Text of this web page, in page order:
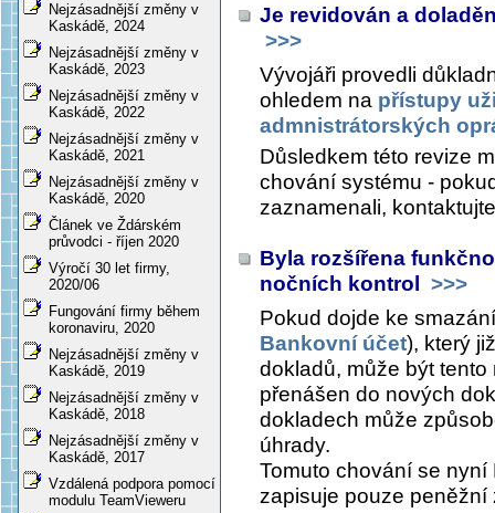
Nejzásadnější změny v
Kaskádě, 2024
Nejzásadnější změny v
Kaskádě, 2023
Nejzásadnější změny v
Kaskádě, 2022
Nejzásadnější změny v
Kaskádě, 2021
Nejzásadnější změny v
Kaskádě, 2020
Článek ve Ždárském
průvodci - říjen 2020
Výročí 30 let firmy,
2020/06
Fungování firmy během
koronaviru, 2020
Nejzásadnější změny v
Kaskádě, 2019
Nejzásadnější změny v
Kaskádě, 2018
Nejzásadnější změny v
Kaskádě, 2017
Vzdálená podpora pomocí
modulu TeamVieweru
Je revidován a
>>>
Vývojáři provedli
ohledem na přístupy
admnistrátorských
Důsledkem této revize
chování systému -
zaznamenali,
Byla rozšířena
nočních kontrol >>>
Pokud dojde ke
Bankovní účet), který
dokladů, může být
přenášen do nových
dokladech může
úhrady.
Tomuto chování se
zapisuje pouze